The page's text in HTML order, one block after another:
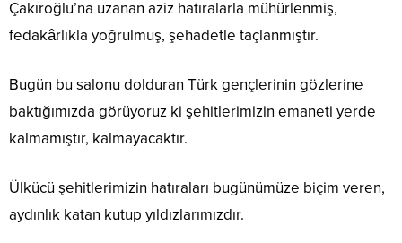
Çakıroğlu’na uzanan aziz hatıralarla mühürlenmiş,
fedakârlıkla yoğrulmuş, şehadetle taçlanmıştır.
Bugün bu salonu dolduran Türk gençlerinin gözlerine
baktığımızda görüyoruz ki şehitlerimizin emaneti yerde
kalmamıştır, kalmayacaktır.
Ülkücü şehitlerimizin hatıraları bugünümüze biçim veren,
aydınlık katan kutup yıldızlarımızdır.